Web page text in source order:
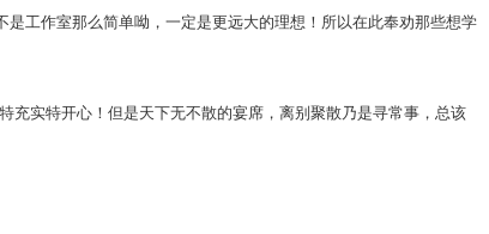
工作室那么简单呦，一定是更远大的理想！所以在此奉劝那些想学
实特开心！但是天下无不散的宴席，离别聚散乃是寻常事，总该